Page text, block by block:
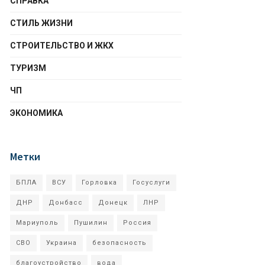
СТИЛЬ ЖИЗНИ
СТРОИТЕЛЬСТВО И ЖКХ
ТУРИЗМ
ЧП
ЭКОНОМИКА
Метки
БПЛА ВСУ Горловка Госуслуги
ДНР Донбасс Донецк ЛНР
Мариуполь Пушилин Россия
СВО Украина безопасность
благоустройство вода